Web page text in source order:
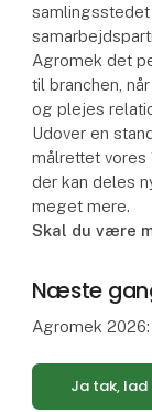
samlingsstedet
Agromek det
til branchen,
og plejes
Udover en
målrettet vores
der kan deles
meget mere.
Skal du være
Næste
Agromek
Ja tak, lad